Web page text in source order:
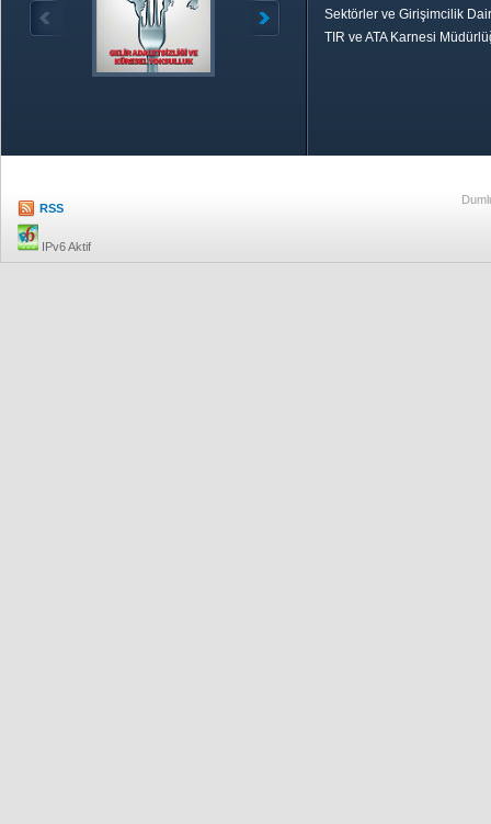
Sektörler ve Girişimcilik
TIR ve ATA Karnesi
RSS
IPv6 Aktif